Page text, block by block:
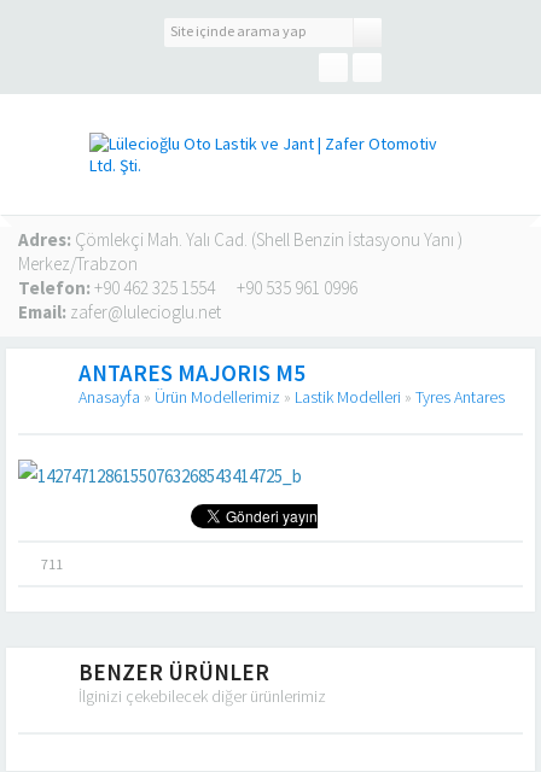
Adres: Çömlekçi Mah. Yalı Cad. (Shell Benzin İstasyonu Yanı )
Merkez/Trabzon
Telefon: +90 462 325 1554
+90 535 961 0996
Email: zafer@lulecioglu.net
ANTARES MAJORIS M5
Anasayfa » Ürün Modellerimiz » Lastik Modelleri » Tyres Antares
711
BENZER ÜRÜNLER
İlginizi çekebilecek diğer ürünlerimiz